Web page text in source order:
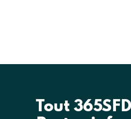
Tout